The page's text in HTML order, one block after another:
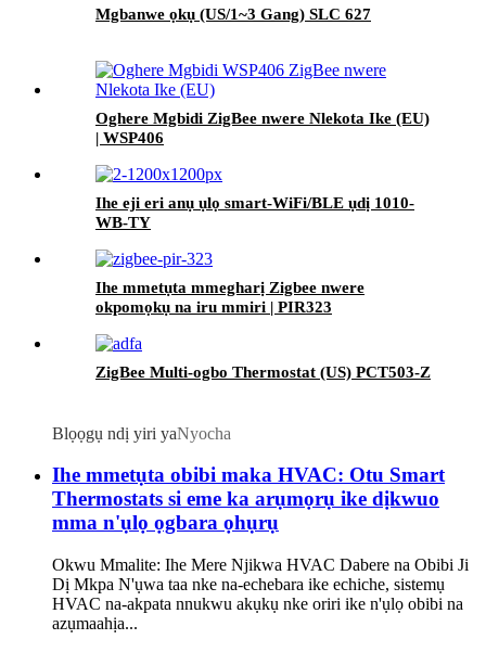
Mgbanwe ọkụ (US/1~3 Gang) SLC 627
Oghere Mgbidi ZigBee nwere Nlekota Ike (EU)
| WSP406
Ihe eji eri anụ ụlọ smart-WiFi/BLE ụdị 1010-
WB-TY
Ihe mmetụta mmegharị Zigbee nwere
okpomọkụ na iru mmiri | PIR323
ZigBee Multi-ogbo Thermostat (US) PCT503-Z
Blọọgụ ndị yiri yaNyocha
Ihe mmetụta obibi maka HVAC: Otu Smart
Thermostats si eme ka arụmọrụ ike dịkwuo
mma n'ụlọ ọgbara ọhụrụ
Okwu Mmalite: Ihe Mere Njikwa HVAC Dabere na Obibi Ji
Dị Mkpa N'ụwa taa nke na-echebara ike echiche, sistemụ
HVAC na-akpata nnukwu akụkụ nke oriri ike n'ụlọ obibi na
azụmaahịa...